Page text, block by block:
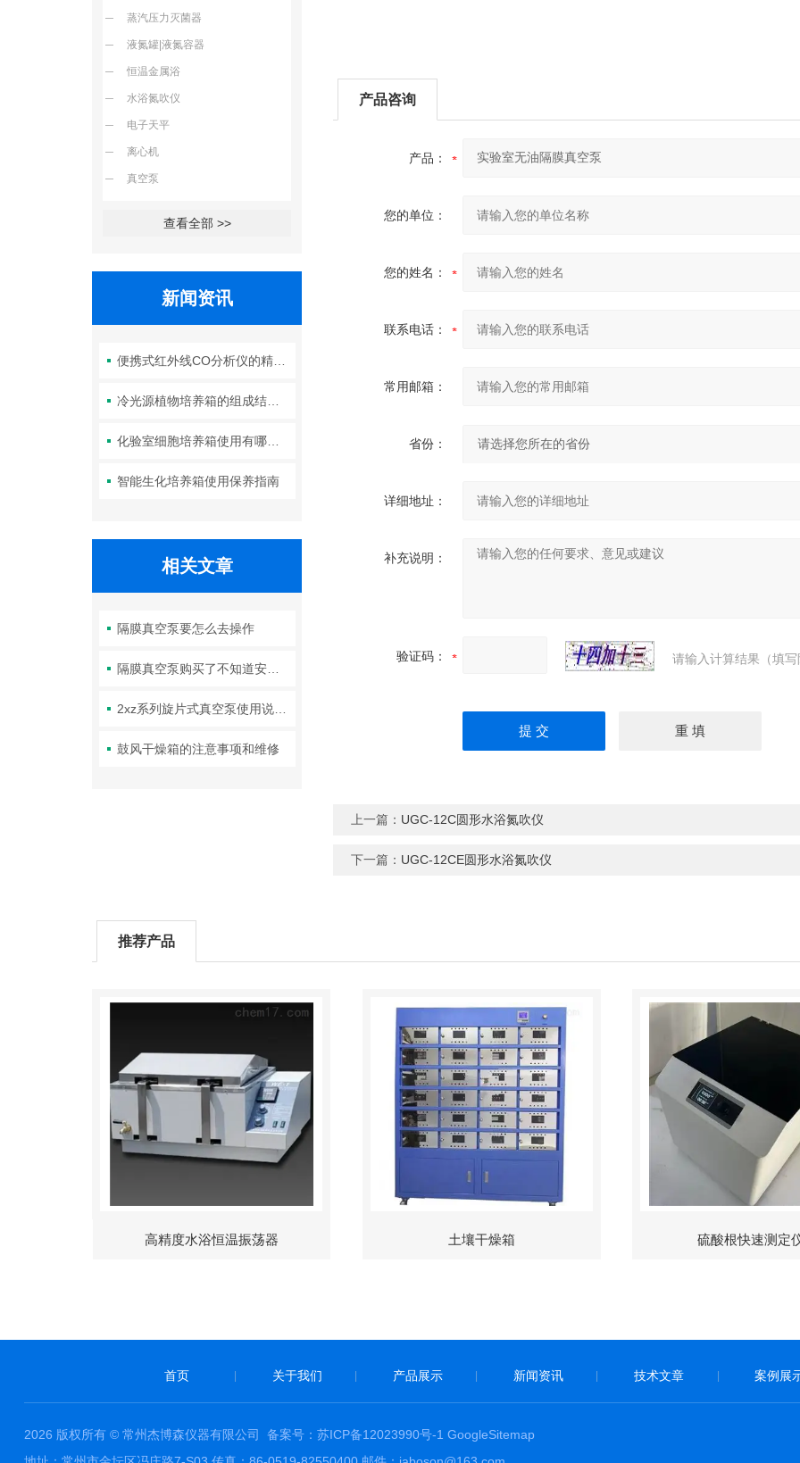
蒸汽压力灭菌器
液氮罐|液氮容器
恒温金属浴
水浴氮吹仪
电子天平
离心机
真空泵
查看全部 >>
新闻资讯
便携式红外线CO分析仪的精度如何？
冷光源植物培养箱的组成结构及作用分析
化验室细胞培养箱使用有哪些要求？箱体清洁如何进行？
智能生化培养箱使用保养指南
相关文章
隔膜真空泵要怎么去操作
隔膜真空泵购买了不知道安装怎么办
2xz系列旋片式真空泵使用说明及维护保养
鼓风干燥箱的注意事项和维修
产品咨询
产品：
您的单位：
您的姓名：
联系电话：
常用邮箱：
省份：
详细地址：
补充说明：
验证码： 请输入计算结果（填
上一篇： UGC-12C圆形水浴氮吹仪
下一篇： UGC-12CE圆形水浴氮吹仪
推荐产品
高精度水浴恒温振荡器 土壤干燥箱 硫酸根快速测定
首页 关于我们 产品展示 新闻资讯 技术文章 案例展
2026 版权所有 © 常州杰博森仪器有限公司 备案号：苏ICP备12023990号-1 GoogleSitemap